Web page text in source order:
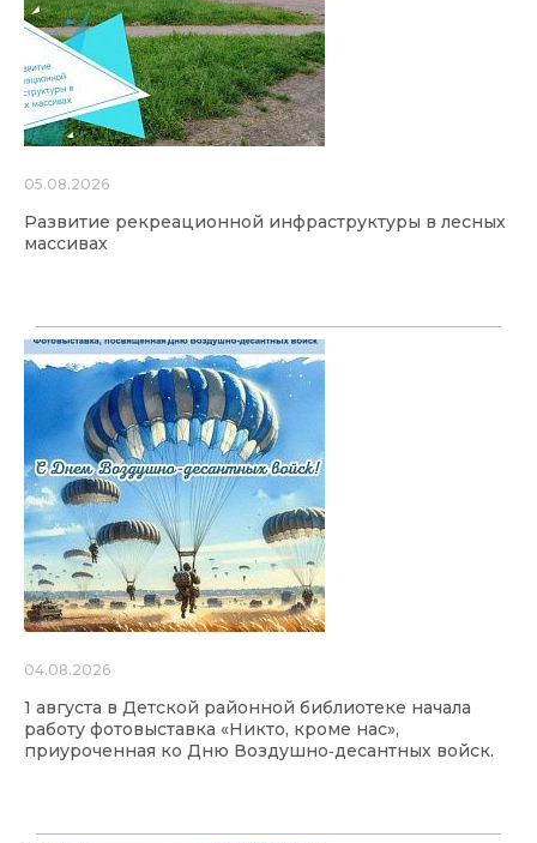
05.08.2026
Развитие рекреационной инфраструктуры в лесных
массивах
04.08.2026
1 августа в Детской районной библиотеке начала
работу фотовыставка «Никто, кроме нас»,
приуроченная ко Дню Воздушно‑десантных войск.